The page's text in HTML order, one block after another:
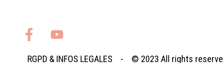
RGPD & INFOS LEGALES - © 2023 All rights